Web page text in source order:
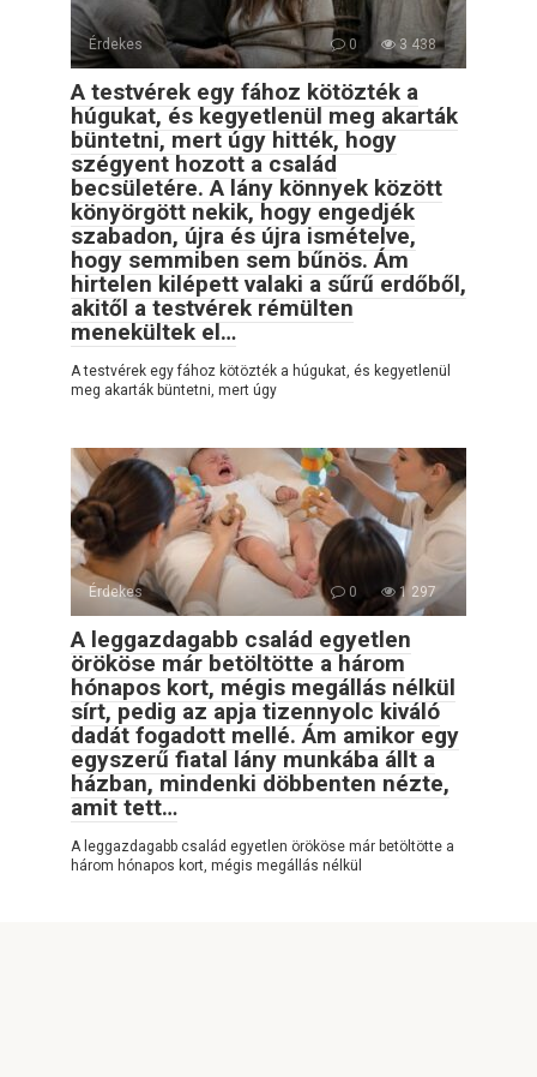
Érdekes 0 3 438
A testvérek egy fához kötözték a
húgukat, és kegyetlenül meg akarták
büntetni, mert úgy hitték, hogy
szégyent hozott a család
becsületére. A lány könnyek között
könyörgött nekik, hogy engedjék
szabadon, újra és újra ismételve,
hogy semmiben sem bűnös. Ám
hirtelen kilépett valaki a sűrű erdőből,
akitől a testvérek rémülten
menekültek el…
A testvérek egy fához kötözték a húgukat, és kegyetlenül
meg akarták büntetni, mert úgy
Érdekes 0 1 297
A leggazdagabb család egyetlen
örököse már betöltötte a három
hónapos kort, mégis megállás nélkül
sírt, pedig az apja tizennyolc kiváló
dadát fogadott mellé. Ám amikor egy
egyszerű fiatal lány munkába állt a
házban, mindenki döbbenten nézte,
amit tett…
A leggazdagabb család egyetlen örököse már betöltötte a
három hónapos kort, mégis megállás nélkül